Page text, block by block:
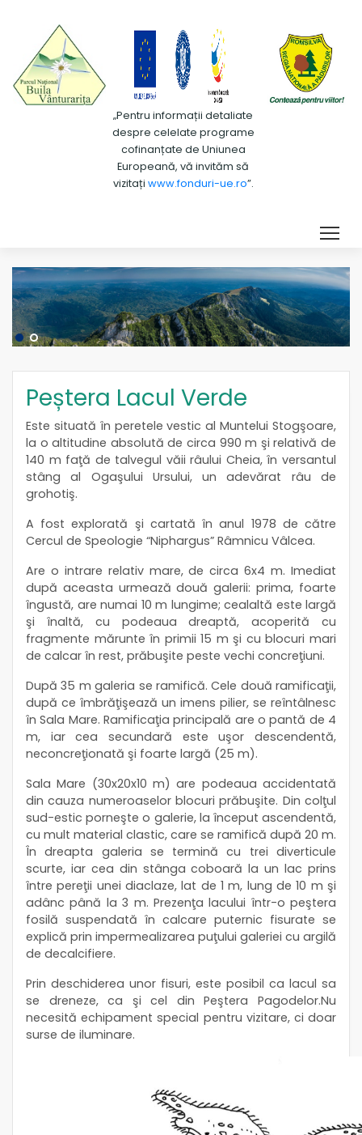
„Pentru informații detaliate
despre celelate programe
cofinanțate de Uniunea
Europeană, vă invităm să
vizitați www.fonduri-ue.ro”.
Peștera Lacul Verde
Este situată în peretele vestic al Muntelui Stogşoare,
la o altitudine absolută de circa 990 m şi relativă de
140 m faţă de talvegul văii râului Cheia, în versantul
stâng al Ogaşului Ursului, un adevărat râu de
grohotiş.
A fost explorată şi cartată în anul 1978 de către
Cercul de Speologie “Niphargus” Râmnicu Vâlcea.
Are o intrare relativ mare, de circa 6x4 m. Imediat
după aceasta urmează două galerii: prima, foarte
îngustă, are numai 10 m lungime; cealaltă este largă
şi înaltă, cu podeaua dreaptă, acoperită cu
fragmente mărunte în primii 15 m şi cu blocuri mari
de calcar în rest, prăbuşite peste vechi concreţiuni.
După 35 m galeria se ramifică. Cele două ramificaţii,
după ce îmbrăţişează un imens pilier, se reîntâlnesc
în Sala Mare. Ramificaţia principală are o pantă de 4
m, iar cea secundară este uşor descendentă,
neconcreţionată şi foarte largă (25 m).
Sala Mare (30x20x10 m) are podeaua accidentată
din cauza numeroaselor blocuri prăbuşite. Din colţul
sud-estic porneşte o galerie, la început ascendentă,
cu mult material clastic, care se ramifică după 20 m.
În dreapta galeria se termină cu trei diverticule
scurte, iar cea din stânga coboară la un lac prins
între pereţii unei diaclaze, lat de 1 m, lung de 10 m şi
adânc până la 3 m. Prezenţa lacului într-o peştera
fosilă suspendată în calcare puternic fisurate se
explică prin impermealizarea puţului galeriei cu argilă
de decalcifiere.
Prin deschiderea unor fisuri, este posibil ca lacul sa
se dreneze, ca şi cel din Peştera Pagodelor.Nu
necesită echipament special pentru vizitare, ci doar
surse de iluminare.